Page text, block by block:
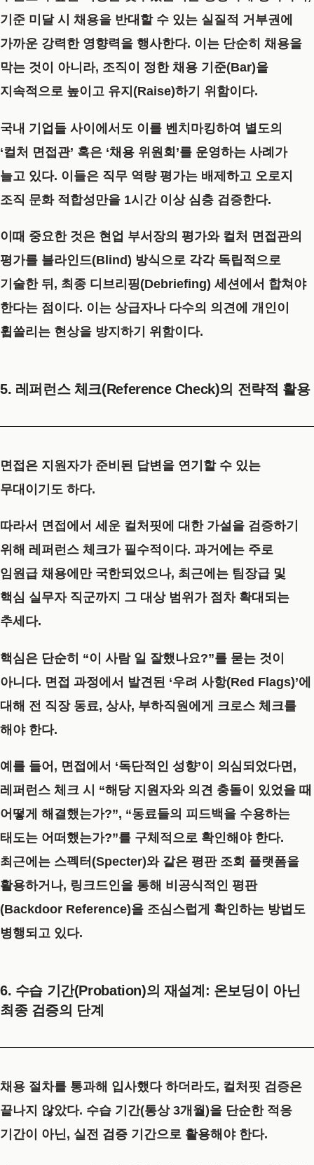
기준 미달 시 채용을 반대할 수 있는 실질적 거부권에
가까운 강력한 영향력 을 행사한다. 이는 단순히 채용을
막는 것이 아니라, 조직이 정한 채용 기준(Bar)을
지속적으로 높이고 유지(Raise)하기 위함이다.
국내 기업들 사이에서도 이를 벤치마킹하여 별도의
‘컬처 면접관’ 혹은 ‘채용 위원회’를 운영하는 사례가
늘고 있다. 이들은 직무 역량 평가는 배제하고 오로지
조직 문화 적합성만을 1시간 이상 심층 검증한다.
이때 중요한 것은 현업 부서장의 평가와 컬처 면접관의
평가를 블라인드(Blind) 방식으로 각각 독립적으로
기술한 뒤, 최종 디브리핑(Debriefing) 세션에서 합쳐야
한다는 점이다. 이는 상급자나 다수의 의견에 개인이
휩쓸리는 현상을 방지하기 위함이다.
5. 레퍼런스 체크(Reference Check)의 전략적 활용
면접은 지원자가 준비된 답변을 연기할 수 있는
무대이기도 하다.
따라서 면접에서 세운 컬처핏에 대한 가설을 검증하기
위해 레퍼런스 체크가 필수적이다. 과거에는 주로
임원급 채용에만 국한되었으나, 최근에는 팀장급 및
핵심 실무자 직군까지 그 대상 범위가 점차 확대되는
추세다.
핵심은 단순히 “이 사람 일 잘했나요?”를 묻는 것이
아니다. 면접 과정에서 발견된 ‘우려 사항(Red Flags)’에
대해 전 직장 동료, 상사, 부하직원에게 크로스 체크를
해야 한다.
예를 들어, 면접에서 ‘독단적인 성향’이 의심되었다면,
레퍼런스 체크 시 “해당 지원자와 의견 충돌이 있었을 때
어떻게 해결했는가?”, “동료들의 피드백을 수용하는
태도는 어떠했는가?”를 구체적으로 확인해야 한다.
최근에는 스펙터(Specter)와 같은 평판 조회 플랫폼을
활용하거나, 링크드인을 통해 비공식적인 평판
(Backdoor Reference)을 조심스럽게 확인하는 방법도
병행되고 있다.
6. 수습 기간(Probation)의 재설계: 온보딩이 아닌
최종 검증의 단계
채용 절차를 통과해 입사했다 하더라도, 컬처핏 검증은
끝나지 않았다. 수습 기간(통상 3개월)을 단순한 적응
기간이 아닌, 실전 검증 기간으로 활용해야 한다.